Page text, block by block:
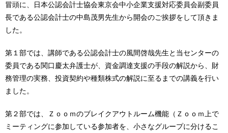
冒頭に、日本公認会計士協会東京会中小企業支援対応委員会副委員
長である公認会計士の中島茂男先生から開会のご挨拶をして頂きま
した。
第１部では、講師である公認会計士の風間啓哉先生と当センターの
委員である関口慶太弁護士が、資金調達支援の手段の解説から、財
務管理の実務、投資契約や種類株式の解説に至るまでの講義を行い
ました。
第２部では、Ｚｏｏｍのブレイクアウトルーム機能（Ｚｏｏｍ上で
ミーティングに参加している参加者を、小さなグループに分けるこ